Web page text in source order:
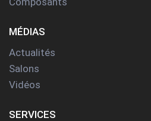
MÉDIAS
Actualités
Salons
Vidéos
SERVICES